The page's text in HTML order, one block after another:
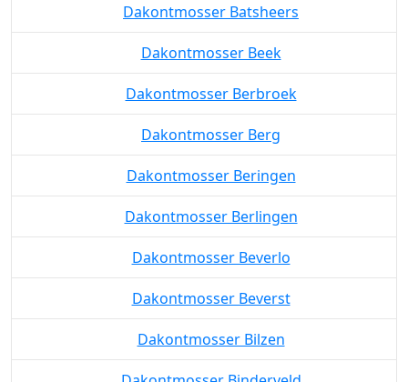
Dakontmosser Batsheers
Dakontmosser Beek
Dakontmosser Berbroek
Dakontmosser Berg
Dakontmosser Beringen
Dakontmosser Berlingen
Dakontmosser Beverlo
Dakontmosser Beverst
Dakontmosser Bilzen